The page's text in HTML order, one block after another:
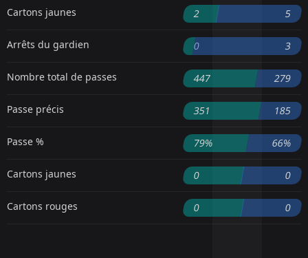
Cartons jaunes 2 5
Arrêts du gardien 0 3
Nombre total de passes 447 279
Passe précis 351 185
Passe % 79% 66%
Cartons jaunes 0 0
Cartons rouges 0 0